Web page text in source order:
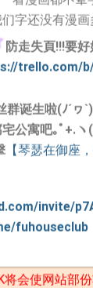
字还没有漫画
防走失頁!!!要
trello.com/b/
群诞生啦(ﾉ´ヮ`)
公寓吧｡ﾟ+.ヽ
【琴瑟在御座
invite/
fuhouseclub
将会使网站部